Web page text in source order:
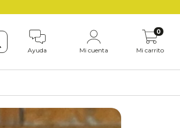
Ayuda Mi cuenta Mi carrito
0